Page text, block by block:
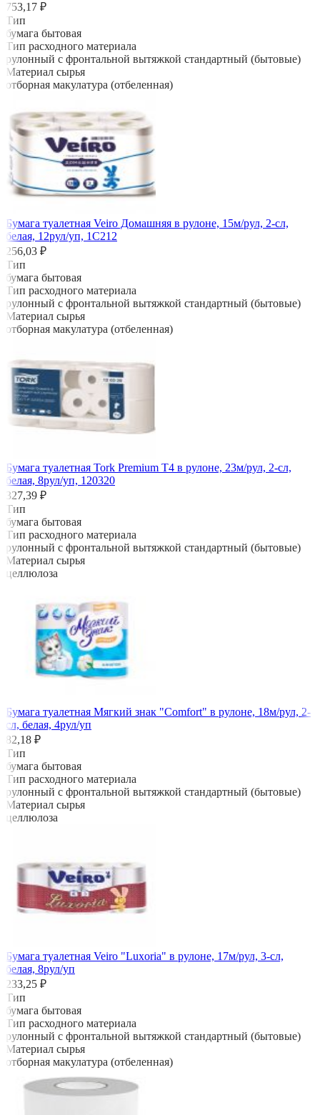
753,17 ₽
Тип
бумага бытовая
Тип расходного материала
рулонный с фронтальной вытяжкой стандартный (бытовые)
Материал сырья
отборная макулатура (отбеленная)
Бумага туалетная Veiro Домашняя в рулоне, 15м/рул, 2-сл,
белая, 12рул/уп, 1С212
256,03 ₽
Тип
бумага бытовая
Тип расходного материала
рулонный с фронтальной вытяжкой стандартный (бытовые)
Материал сырья
отборная макулатура (отбеленная)
Бумага туалетная Tork Premium Т4 в рулоне, 23м/рул, 2-сл,
белая, 8рул/уп, 120320
327,39 ₽
Тип
бумага бытовая
Тип расходного материала
рулонный с фронтальной вытяжкой стандартный (бытовые)
Материал сырья
целлюлоза
Бумага туалетная Мягкий знак "Comfort" в рулоне, 18м/рул, 2-
сл, белая, 4рул/уп
82,18 ₽
Тип
бумага бытовая
Тип расходного материала
рулонный с фронтальной вытяжкой стандартный (бытовые)
Материал сырья
целлюлоза
Бумага туалетная Veiro "Luxoria" в рулоне, 17м/рул, 3-сл,
белая, 8рул/уп
233,25 ₽
Тип
бумага бытовая
Тип расходного материала
рулонный с фронтальной вытяжкой стандартный (бытовые)
Материал сырья
отборная макулатура (отбеленная)